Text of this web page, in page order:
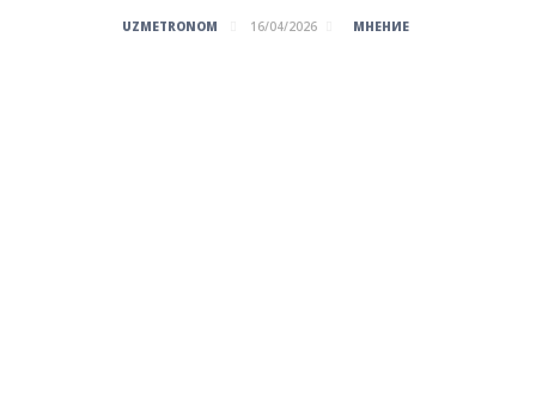
UZMETRONOM 16/04/2026 МНЕНИЕ